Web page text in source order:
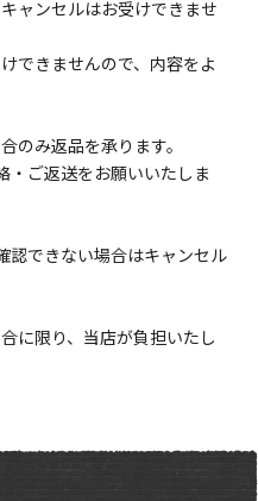
ャンセルはお受けできませ
できませんので、内容をよ
のみ返品を承ります。
・ご返送をお願いいたしま
認できない場合はキャンセル
に限り、当店が負担いたし